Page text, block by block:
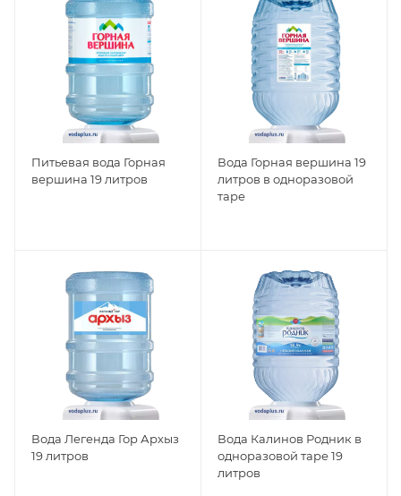
Питьевая вода Горная
вершина 19 литров
Вода Горная вершина 19
литров в одноразовой
таре
Вода Легенда Гор Архыз
19 литров
Вода Калинов Родник в
одноразовой таре 19
литров